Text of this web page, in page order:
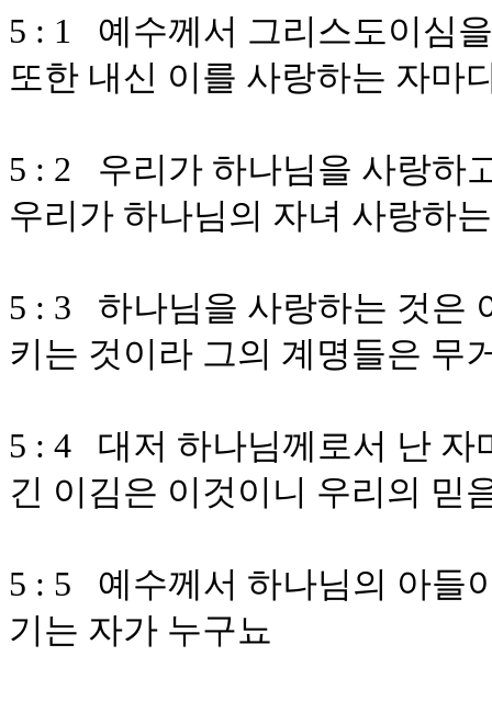
5 : 1 예수께서 그리스도이심
또한 내신 이를 사랑하는 자마
5 : 2 우리가 하나님을 사랑하
우리가 하나님의 자녀 사랑하
5 : 3 하나님을 사랑하는 것은
키는 것이라 그의 계명들은 무
5 : 4 대저 하나님께로서 난 자
긴 이김은 이것이니 우리의 믿
5 : 5 예수께서 하나님의 아들
기는 자가 누구뇨